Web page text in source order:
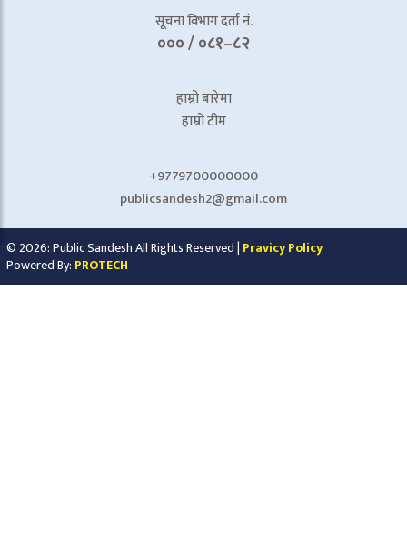
सूचना विभाग दर्ता नं.
००० / ०८१–८२
हाम्रो बारेमा
हाम्रो टीम
+9779700000000
publicsandesh2@gmail.com
© 2026: Public Sandesh All Rights Reserved | Pravicy Policy
Powered By: PROTECH